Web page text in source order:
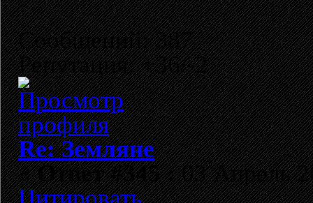
Сообщений: 387
Репутация: +36/-2
Re: Земляне
«Ответ #345 :03 Апрель